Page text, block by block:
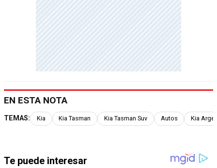
EN ESTA NOTA
TEMAS: Kia Kia Tasman Kia Tasman Suv Autos Kia